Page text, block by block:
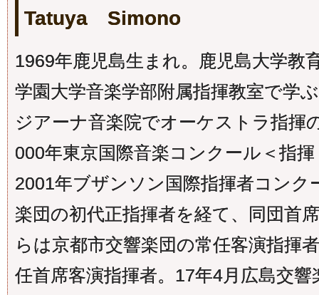
Tatuya Simono
1969年鹿児島生まれ。鹿児島大学教
学園大学音楽学部附属指揮教室で学
ジアーナ音楽院でオーケストラ指揮
000年東京国際音楽コンクール＜指
2001年ブザンソン国際指揮者コンク
楽団の初代正指揮者を経て、同団首
らは京都市交響楽団の常任客演指揮
任首席客演指揮者。17年4月広島交